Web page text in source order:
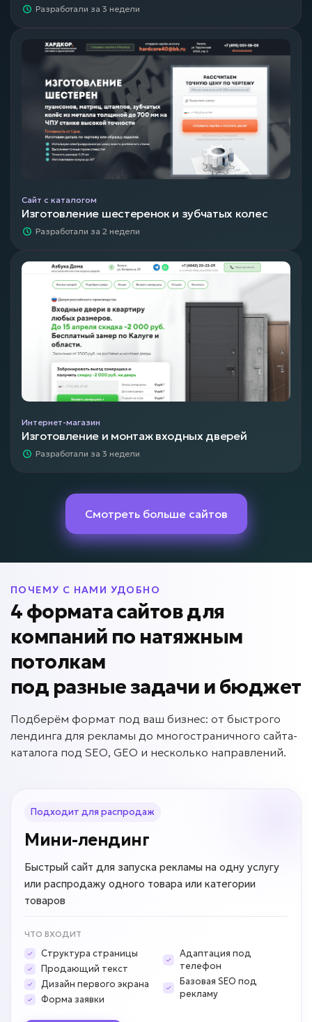
Разработали за 3 недели
Сайт с каталогом
Изготовление шестеренок и зубчатых колес
Разработали за 2 недели
Интернет-магазин
Изготовление и монтаж входных дверей
Разработали за 3 недели
Смотреть больше сайтов
ПОЧЕМУ С НАМИ УДОБНО
4 формата сайтов для
компаний по натяжным
потолкам
под разные задачи и бюджет
Подберём формат под ваш бизнес: от быстрого
лендинга для рекламы до многостраничного сайта-
каталога под SEO, GEO и несколько направлений.
Подходит для распродаж
Мини-лендинг
Быстрый сайт для запуска рекламы на одну услугу
или распродажу одного товара или категории
товаров
ЧТО ВХОДИТ
Структура страницы
Продающий текст
Дизайн первого экрана
Форма заявки
Адаптация под
телефон
Базовая SEO под
рекламу